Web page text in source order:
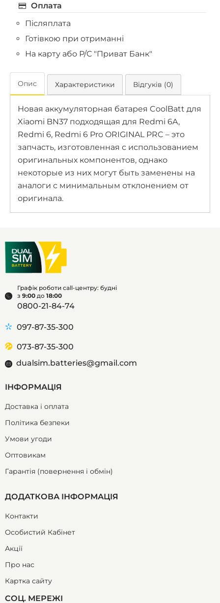
Оплата
Післяплата
Готівкою при отриманні
На карту або Р/С "Приват Банк"
Опис Характеристики Відгуків (0)
Новая аккумуляторная батарея CoolBatt для
Xiaomi BN37 подходящая для Redmi 6A,
Redmi 6, Redmi 6 Pro ORIGINAL PRC – это
запчасть, изготовленная с использованием
оригинальных компонентов, однако
некоторые из них могут быть заменены на
аналоги с минимальным отклонением от
оригинала.
Графік роботи call-центру: будні
з 9:00 до 18:00
0800-21-84-74
097-87-35-300
073-87-35-300
dualsim.batteries@gmail.com
ІНФОРМАЦІЯ
Доставка і оплата
Політика безпеки
Умови угоди
Оптовикам
Гарантія (повернення і обмін)
ДОДАТКОВА ІНФОРМАЦІЯ
Контакти
Особистий Кабінет
Акції
Про нас
Картка сайту
СОЦ. МЕРЕЖІ